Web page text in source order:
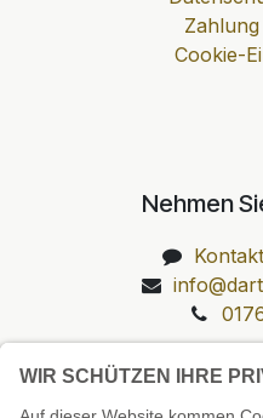
Cookie-
Nehmen